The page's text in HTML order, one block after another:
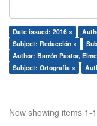
Date issued: 2016 ×
Subject: Redacción ×
Author: Barrón Pastor,
Subject: Ortografía ×
Now showing items 1-